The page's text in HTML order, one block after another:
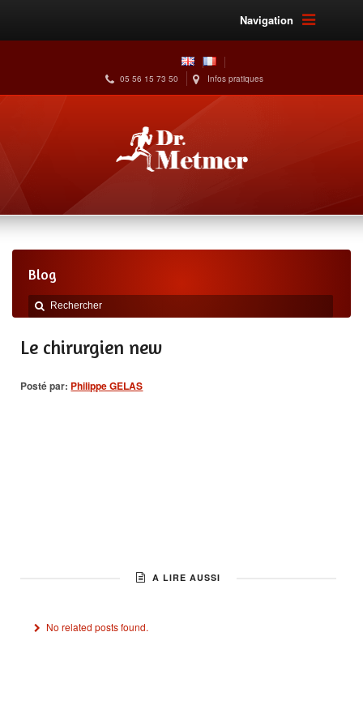
Navigation
05 56 15 73 50 Infos pratiques
Blog
Le chirurgien new
Posté par: Philippe GELAS
A LIRE AUSSI
No related posts found.